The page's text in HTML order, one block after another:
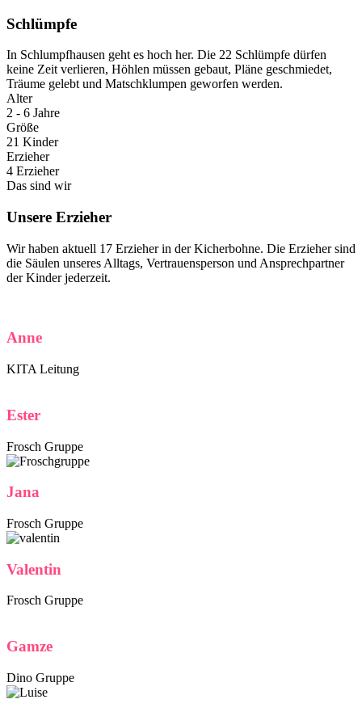
Schlümpfe
In Schlumpfhausen geht es hoch her. Die 22 Schlümpfe dürfen
keine Zeit verlieren, Höhlen müssen gebaut, Pläne geschmiedet,
Träume gelebt und Matschklumpen geworfen werden.
Alter
2 - 6 Jahre
Größe
21 Kinder
Erzieher
4 Erzieher
Das sind wir
Unsere Erzieher
Wir haben aktuell 17 Erzieher in der Kicherbohne. Die Erzieher sind
die Säulen unseres Alltags, Vertrauensperson und Ansprechpartner
der Kinder jederzeit.
Anne
KITA Leitung
Ester
Frosch Gruppe
Jana
Frosch Gruppe
Valentin
Frosch Gruppe
Gamze
Dino Gruppe